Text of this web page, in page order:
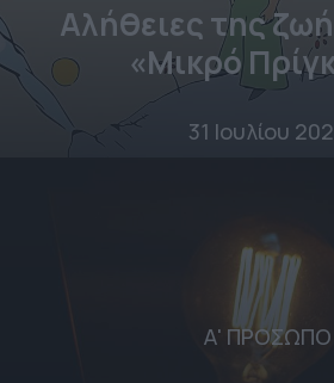
Αλήθειες της
«Μικρό
31 Ιουλίου
Α' ΠΡΟΣΩΠΟ